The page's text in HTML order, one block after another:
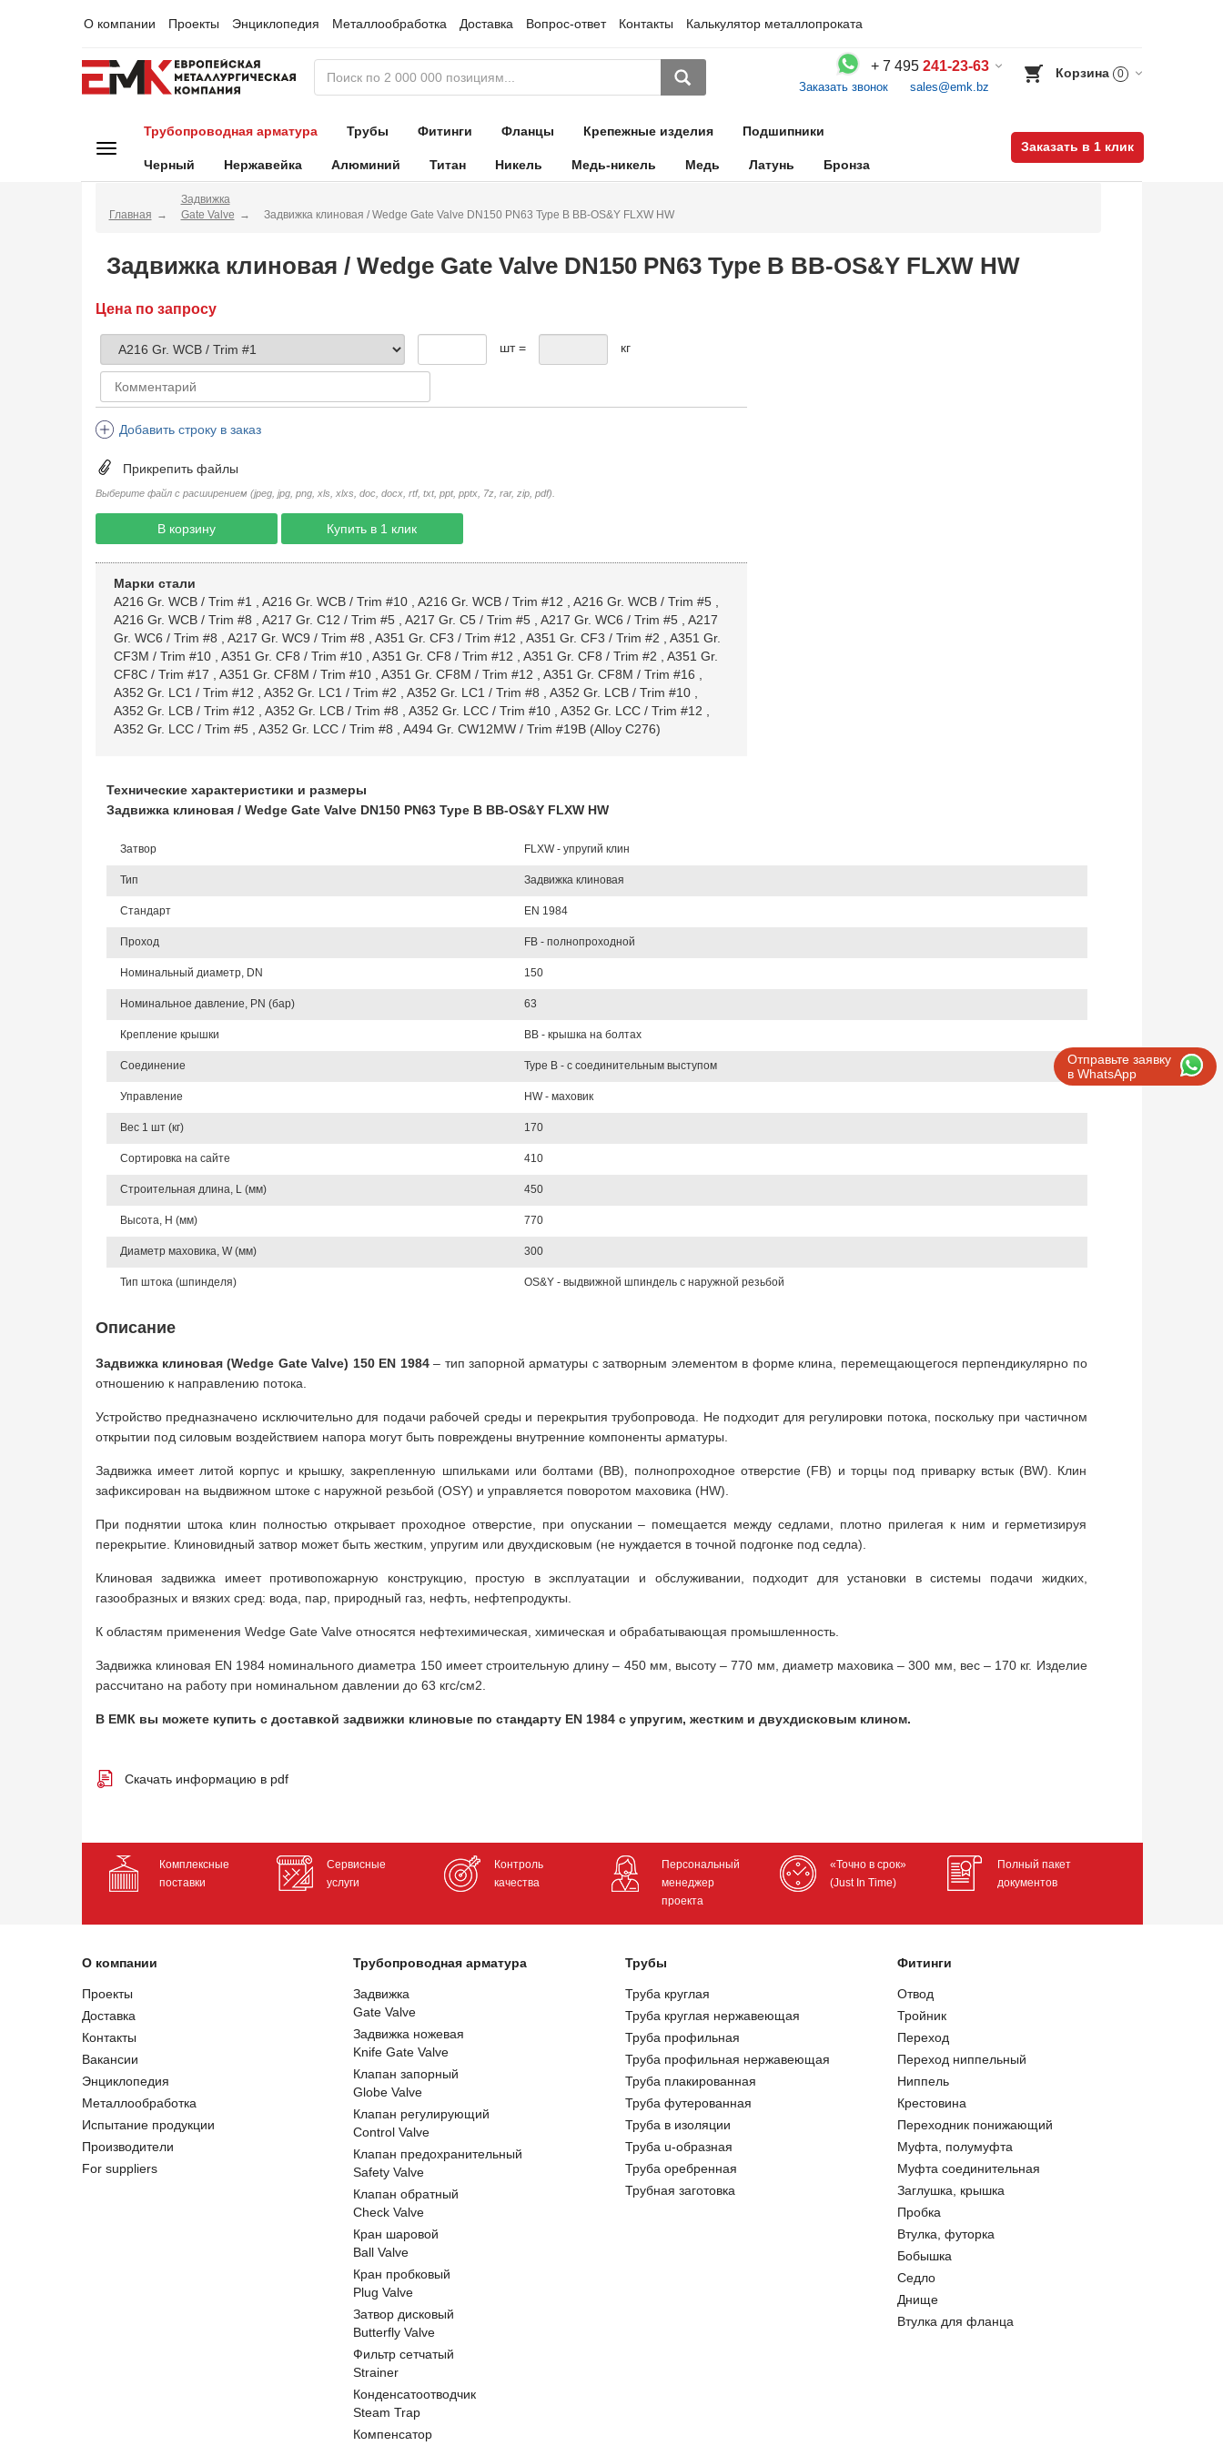
О компании Проекты Энциклопедия Металлообработка Доставка Вопрос-ответ Контакты Калькулятор металлопроката
+ 7 495 241-23-63
Заказать звонок sales@emk.bz
Корзина 0
Трубопроводная арматура Трубы Фитинги Фланцы Крепежные изделия Подшипники
Черный Нержавейка Алюминий Титан Никель Медь-никель Медь Латунь Бронза
Заказать в 1 клик
Отправьте заявку
в WhatsApp
Главная
Задвижка
Gate Valve
Задвижка клиновая / Wedge Gate Valve DN150 PN63 Type B BB-OS&Y FLXW HW
Задвижка клиновая / Wedge Gate Valve DN150 PN63 Type B BB-OS&Y FLXW HW
Цена по запросу
шт = кг
Добавить строку в заказ
Прикрепить файлы
Выберите файл с расширением (jpeg, jpg, png, xls, xlxs, doc, docx, rtf, txt, ppt, pptx, 7z, rar, zip, pdf).
В корзину Купить в 1 клик
Марки стали
A216 Gr. WCB / Trim #1
A216 Gr. WCB / Trim #10, A216 Gr. WCB / Trim #12 A216 Gr. WCB / Trim #5,
A216 Gr. WCB / Trim #8
A217 Gr. C12 / Trim #5, A217 Gr. C5 / Trim #5, A217 Gr. WC6 / Trim #5, A217
Gr. WC6 / Trim #8
A217 Gr. WC9 / Trim #8 A351 Gr. CF3 / Trim #12 A351 Gr. CF3 / Trim #2
A351 Gr.
CF3M / Trim #10, A351 Gr. CF8 / Trim #10, A351 Gr. CF8 / Trim #12 A351 Gr. CF8 / Trim #2
A351 Gr.
CF8C / Trim #17
A351 Gr. CF8M / Trim #10, A351 Gr. CF8M / Trim #12 A351 Gr. CF8M / Trim #16
A352 Gr. LC1 / Trim #12
A352 Gr. LC1 / Trim #2 A352 Gr. LC1 / Trim #8 A352 Gr. LCB / Trim #10,
A352 Gr. LCB / Trim #12
A352 Gr. LCB / Trim #8 A352 Gr. LCC / Trim #10, A352 Gr. LCC / Trim #12
A352 Gr. LCC / Trim #5, A352 Gr. LCC / Trim #8 A494 Gr. CW12MW / Trim #19B (Alloy C276)
Технические характеристики и размеры
Задвижка клиновая / Wedge Gate Valve DN150 PN63 Type B BB-OS&Y FLXW HW
Затвор FLXW - упругий клин
Тип Задвижка клиновая
Стандарт EN 1984
Проход FB - полнопроходной
Номинальный диаметр, DN 150
Номинальное давление, PN (бар) 63
Крепление крышки BB - крышка на болтах
Соединение Type B - с соединительным выступом
Управление HW - маховик
Вес 1 шт (кг) 170
Сортировка на сайте 410
Строительная длина, L (мм) 450
Высота, Н (мм) 770
Диаметр маховика, W (мм) 300
Тип штока (шпинделя) OS&Y - выдвижной шпиндель с наружной резьбой
Описание
Задвижка клиновая (Wedge Gate Valve) 150 EN 1984– тип запорной арматуры с затворным элементом в форме клина, перемещающегося перпендикулярно по
отношению к направлению потока.
Устройство предназначено исключительно для подачи рабочей среды и перекрытия трубопровода. Не подходит для регулировки потока, поскольку при частичном
открытии под силовым воздействием напора могут быть повреждены внутренние компоненты арматуры.
Задвижка имеет литой корпус и крышку, закрепленную шпильками или болтами (BB), полнопроходное отверстие (FB) и торцы под приварку встык (BW). Клин
зафиксирован на выдвижном штоке с наружной резьбой (OSY) и управляется поворотом маховика (HW).
При поднятии штока клин полностью открывает проходное отверстие, при опускании – помещается между седлами, плотно прилегая к ним и герметизируя
перекрытие. Клиновидный затвор может быть жестким, упругим или двухдисковым (не нуждается в точной подгонке под седла).
Клиновая задвижка имеет противопожарную конструкцию, простую в эксплуатации и обслуживании, подходит для установки в системы подачи жидких,
газообразных и вязких сред: вода, пар, природный газ, нефть, нефтепродукты.
К областям применения Wedge Gate Valve относятся нефтехимическая, химическая и обрабатывающая промышленность.
Задвижка клиновая EN 1984 номинального диаметра 150 имеет строительную длину – 450 мм, высоту – 770 мм, диаметр маховика – 300 мм, вес – 170 кг. Изделие
рассчитано на работу при номинальном давлении до 63 кгс/cм2.
В ЕМК вы можете купить с доставкой задвижки клиновые по стандарту EN 1984 с упругим, жестким и двухдисковым клином.
Скачать информацию в pdf
Комплексные
поставки
Сервисные
услуги
Контроль
качества
Персональный
менеджер
проекта
«Точно в срок»
(Just In Time)
Полный пакет
документов
О компании
Проекты
Доставка
Контакты
Вакансии
Энциклопедия
Металлообработка
Испытание продукции
Производители
For suppliers
Трубопроводная арматура
Задвижка
Gate Valve
Задвижка ножевая
Knife Gate Valve
Клапан запорный
Globe Valve
Клапан регулирующий
Control Valve
Клапан предохранительный
Safety Valve
Клапан обратный
Check Valve
Кран шаровой
Ball Valve
Кран пробковый
Plug Valve
Затвор дисковый
Butterfly Valve
Фильтр сетчатый
Strainer
Конденсатоотводчик
Steam Trap
Компенсатор
Трубы
Труба круглая
Труба круглая нержавеющая
Труба профильная
Труба профильная нержавеющая
Труба плакированная
Труба футерованная
Труба в изоляции
Труба u-образная
Труба оребренная
Трубная заготовка
Фитинги
Отвод
Тройник
Переход
Переход ниппельный
Ниппель
Крестовина
Переходник понижающий
Муфта, полумуфта
Муфта соединительная
Заглушка, крышка
Пробка
Втулка, футорка
Бобышка
Седло
Днище
Втулка для фланца